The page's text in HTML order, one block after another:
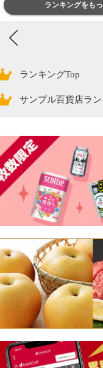
ランキングをも
ランキングTop
サンプル百貨店ラ